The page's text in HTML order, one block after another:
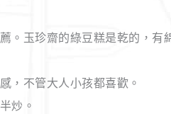
。玉珍齋的綠豆糕是乾的，有
，不管大人小孩都喜歡。
炒。